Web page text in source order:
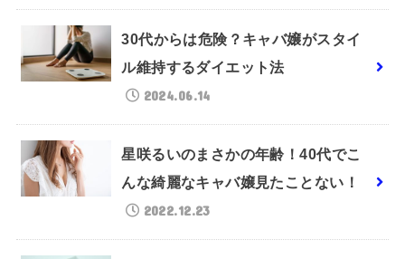
30代からは危険？キャバ嬢がスタイ
ル維持するダイエット法
2024.06.14
星咲るいのまさかの年齢！40代でこ
んな綺麗なキャバ嬢見たことない！
2022.12.23